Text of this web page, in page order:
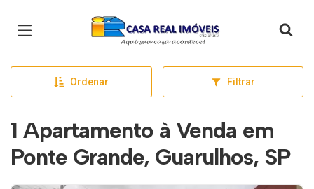
Página inicial
Ordenar Filtrar
1 Apartamento à Venda em
Ponte Grande, Guarulhos, SP